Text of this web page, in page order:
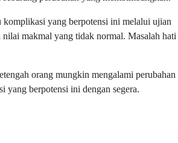
komplikasi yang berpotensi ini melalui ujian
makmal yang tidak normal. Masalah hati
orang mungkin mengalami perubahan
yang berpotensi ini dengan segera.